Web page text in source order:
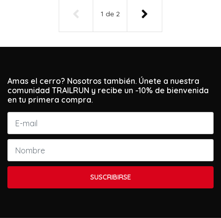
1 de 2
Amas el cerro? Nosotros también. Únete a nuestra
comunidad TRAILRUN y recibe un -10% de bienvenida
en tu primera compra.
SUSCRIBIRSE